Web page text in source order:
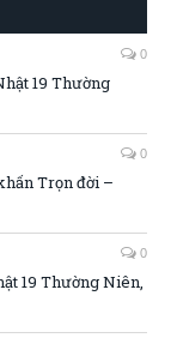
0
19 Thường
0
Trọn đời –
0
19 Thường Niên,